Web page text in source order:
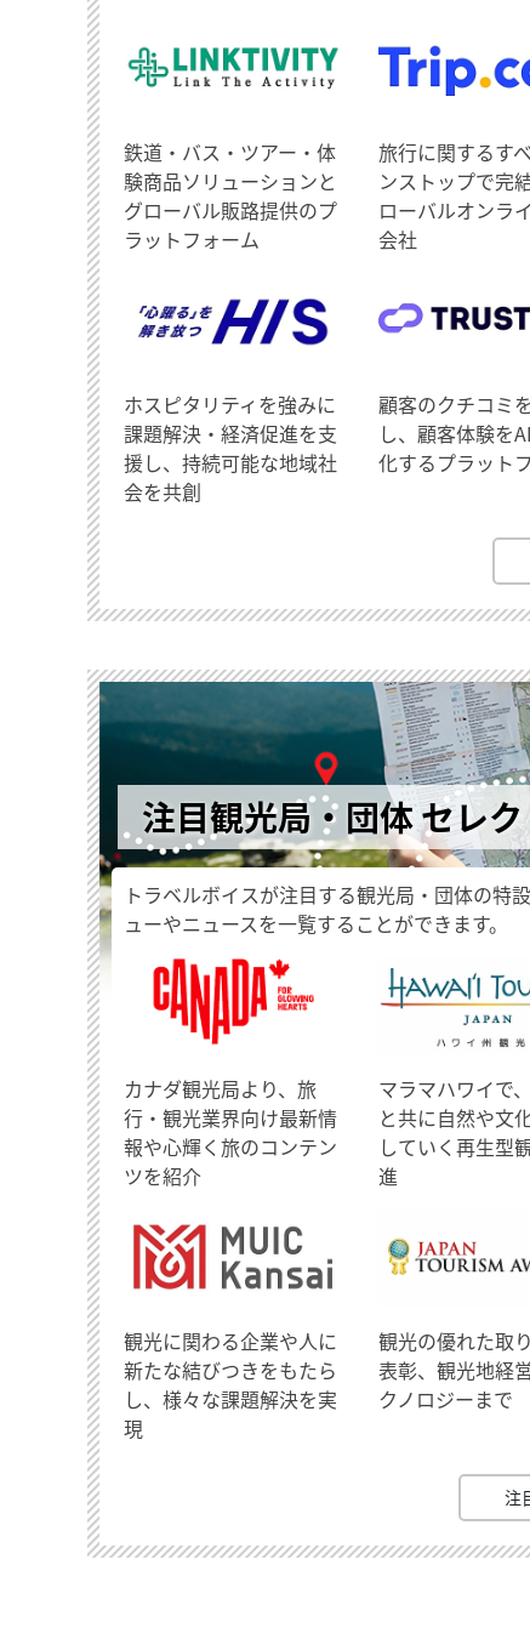
鉄道・バス・ツアー・体
験商品ソリューションと
グローバル販路提供のプ
ラットフォーム
旅行に関するす
ンストップで完
ローバルオンラ
会社
ホスピタリティを強みに
課題解決・経済促進を支
援し、持続可能な地域社
会を共創
顧客のクチコミ
し、顧客体験を
化するプラット
注目観光局・団体 セレ
トラベルボイスが注目する観光局・団体の特
ューやニュースを一覧することができます。
​カナダ観光局より、旅
行・観光業界向け最新情
報や心輝く旅のコンテン
ツを紹介
マラマハワイで
と共に自然や文
していく再生型
進
観光に関わる企業や人に
新たな結びつきをもたら
し、様々な課題解決を実
現
観光の優れた取
表彰、観光地経
クノロジーまで
注